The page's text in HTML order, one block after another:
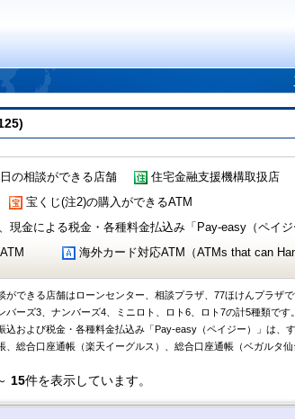
の相談ができる店舗 住宅金融支援機構取扱店
宝くじ(注2)の購入ができるATM
現金による税金・各種料金払込み「Pay-easy（ペイ
海外カード対応ATM（ATMs that can
ができる店舗はローンセンター、相談プラザ、77ほけんプラザで
バーズ3、ナンバーズ4、ミニロト、ロト6、ロト7の計5種類です。
込および税金・各種料金払込み「Pay-easy（ペイジー）」は、
、総合口座通帳（楽天イーグルス）、総合口座通帳（ベガルタ
15件を表示しています。